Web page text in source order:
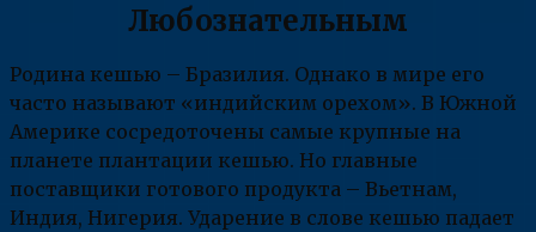
Любознательным
Родина кешью – Бразилия. Однако в мире его
часто называют «индийским орехом». В Южной
Америке сосредоточены самые крупные на
планете плантации кешью. Но главные
поставщики готового продукта – Вьетнам,
Индия, Нигерия. Ударение в слове кешью падает